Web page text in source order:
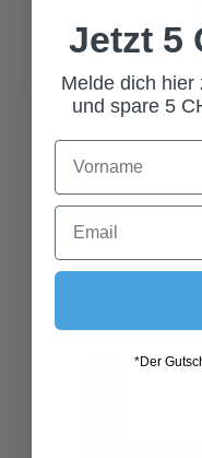
Jetzt 5
Melde dich hier
und spare 5
*Der